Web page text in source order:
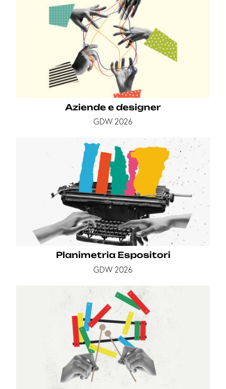
Aziende e designer
GDW 2026
Planimetria Espositori
GDW 2026